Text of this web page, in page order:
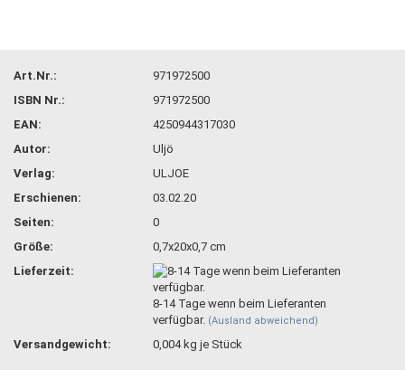
Art.Nr.:
971972500
ISBN Nr.:
971972500
EAN:
4250944317030
Autor:
Uljö
Verlag:
ULJOE
Erschienen:
03.02.20
Seiten:
0
Größe:
0,7x20x0,7 cm
Lieferzeit:
8-14 Tage wenn beim Lieferanten
verfügbar. (Ausland abweichend)
Versandgewicht: 0,004kg je Stück